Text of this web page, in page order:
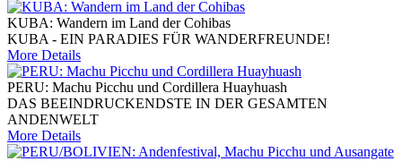
KUBA: Wandern im Land der Cohibas
KUBA - EIN PARADIES FÜR WANDERFREUNDE!
More Details
PERU: Machu Picchu und Cordillera Huayhuash
DAS BEEINDRUCKENDSTE IN DER GESAMTEN
ANDENWELT
More Details